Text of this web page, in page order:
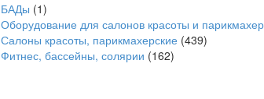
БАДы (1)
Оборудование для салонов красоты и
Салоны красоты, парикмахерские (439)
Фитнес, бассейны, солярии (162)